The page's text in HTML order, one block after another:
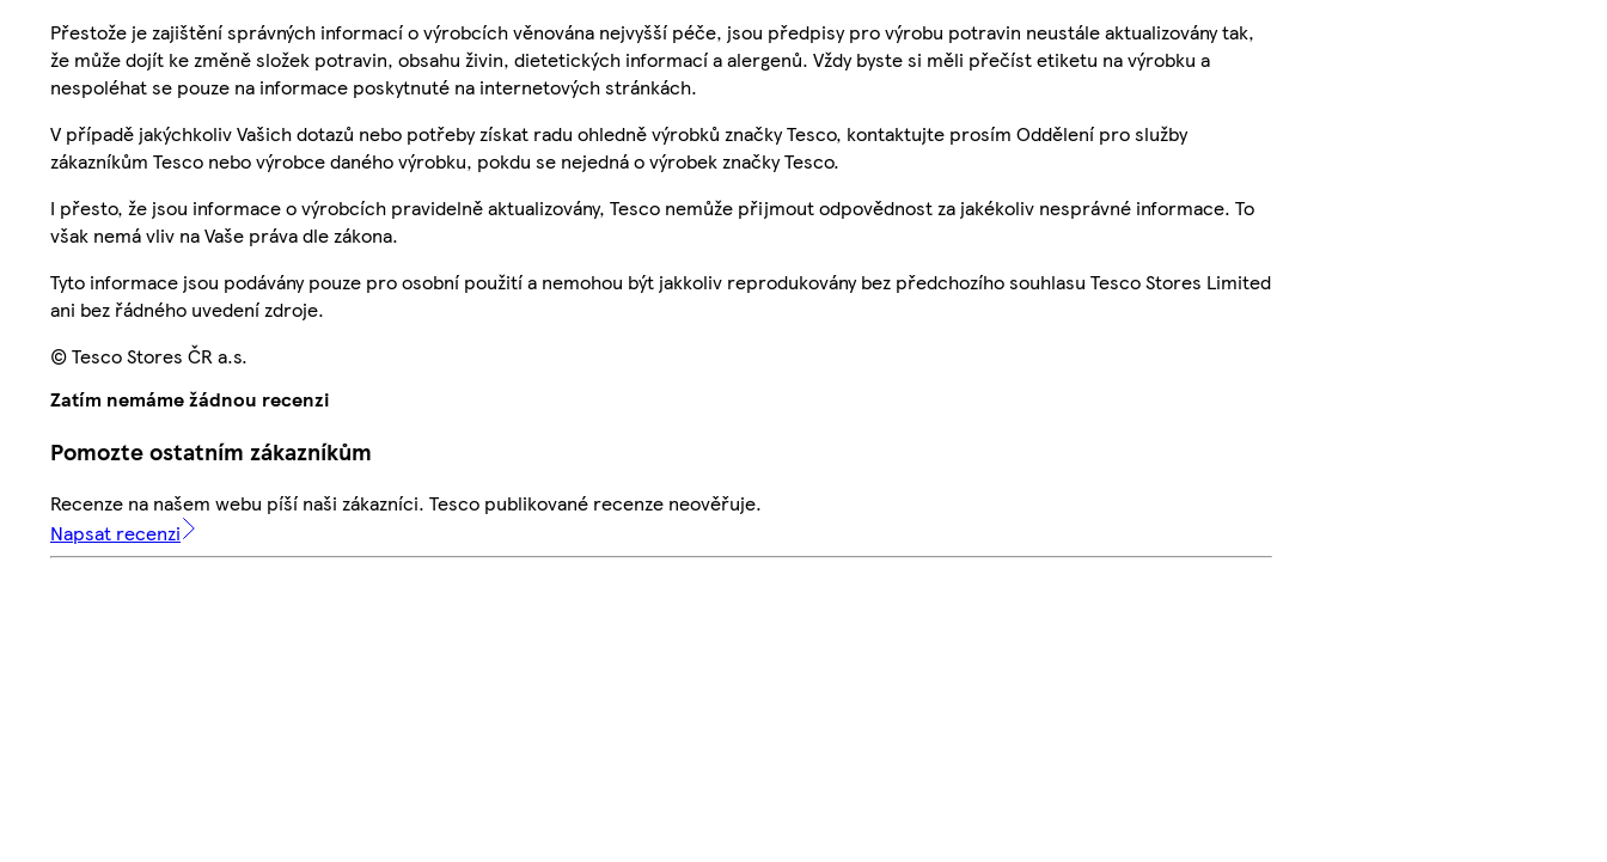
Přestože je zajištění správných informací o výrobcích věnována nejvyšší péče, jsou předpisy pro výrobu potravin neustále aktualizovány tak,
že může dojít ke změně složek potravin, obsahu živin, dietetických informací a alergenů. Vždy byste si měli přečíst etiketu na výrobku a
nespoléhat se pouze na informace poskytnuté na internetových stránkách.
V případě jakýchkoliv Vašich dotazů nebo potřeby získat radu ohledně výrobků značky Tesco, kontaktujte prosím Oddělení pro služby
zákazníkům Tesco nebo výrobce daného výrobku, pokdu se nejedná o výrobek značky Tesco.
I přesto, že jsou informace o výrobcích pravidelně aktualizovány, Tesco nemůže přijmout odpovědnost za jakékoliv nesprávné informace. To
však nemá vliv na Vaše práva dle zákona.
Tyto informace jsou podávány pouze pro osobní použití a nemohou být jakkoliv reprodukovány bez předchozího souhlasu Tesco Stores Limited
ani bez řádného uvedení zdroje.
© Tesco Stores ČR a.s.
Zatím nemáme žádnou recenzi
Pomozte ostatním zákazníkům
Recenze na našem webu píší naši zákazníci. Tesco publikované recenze neověřuje.
Napsat recenzi